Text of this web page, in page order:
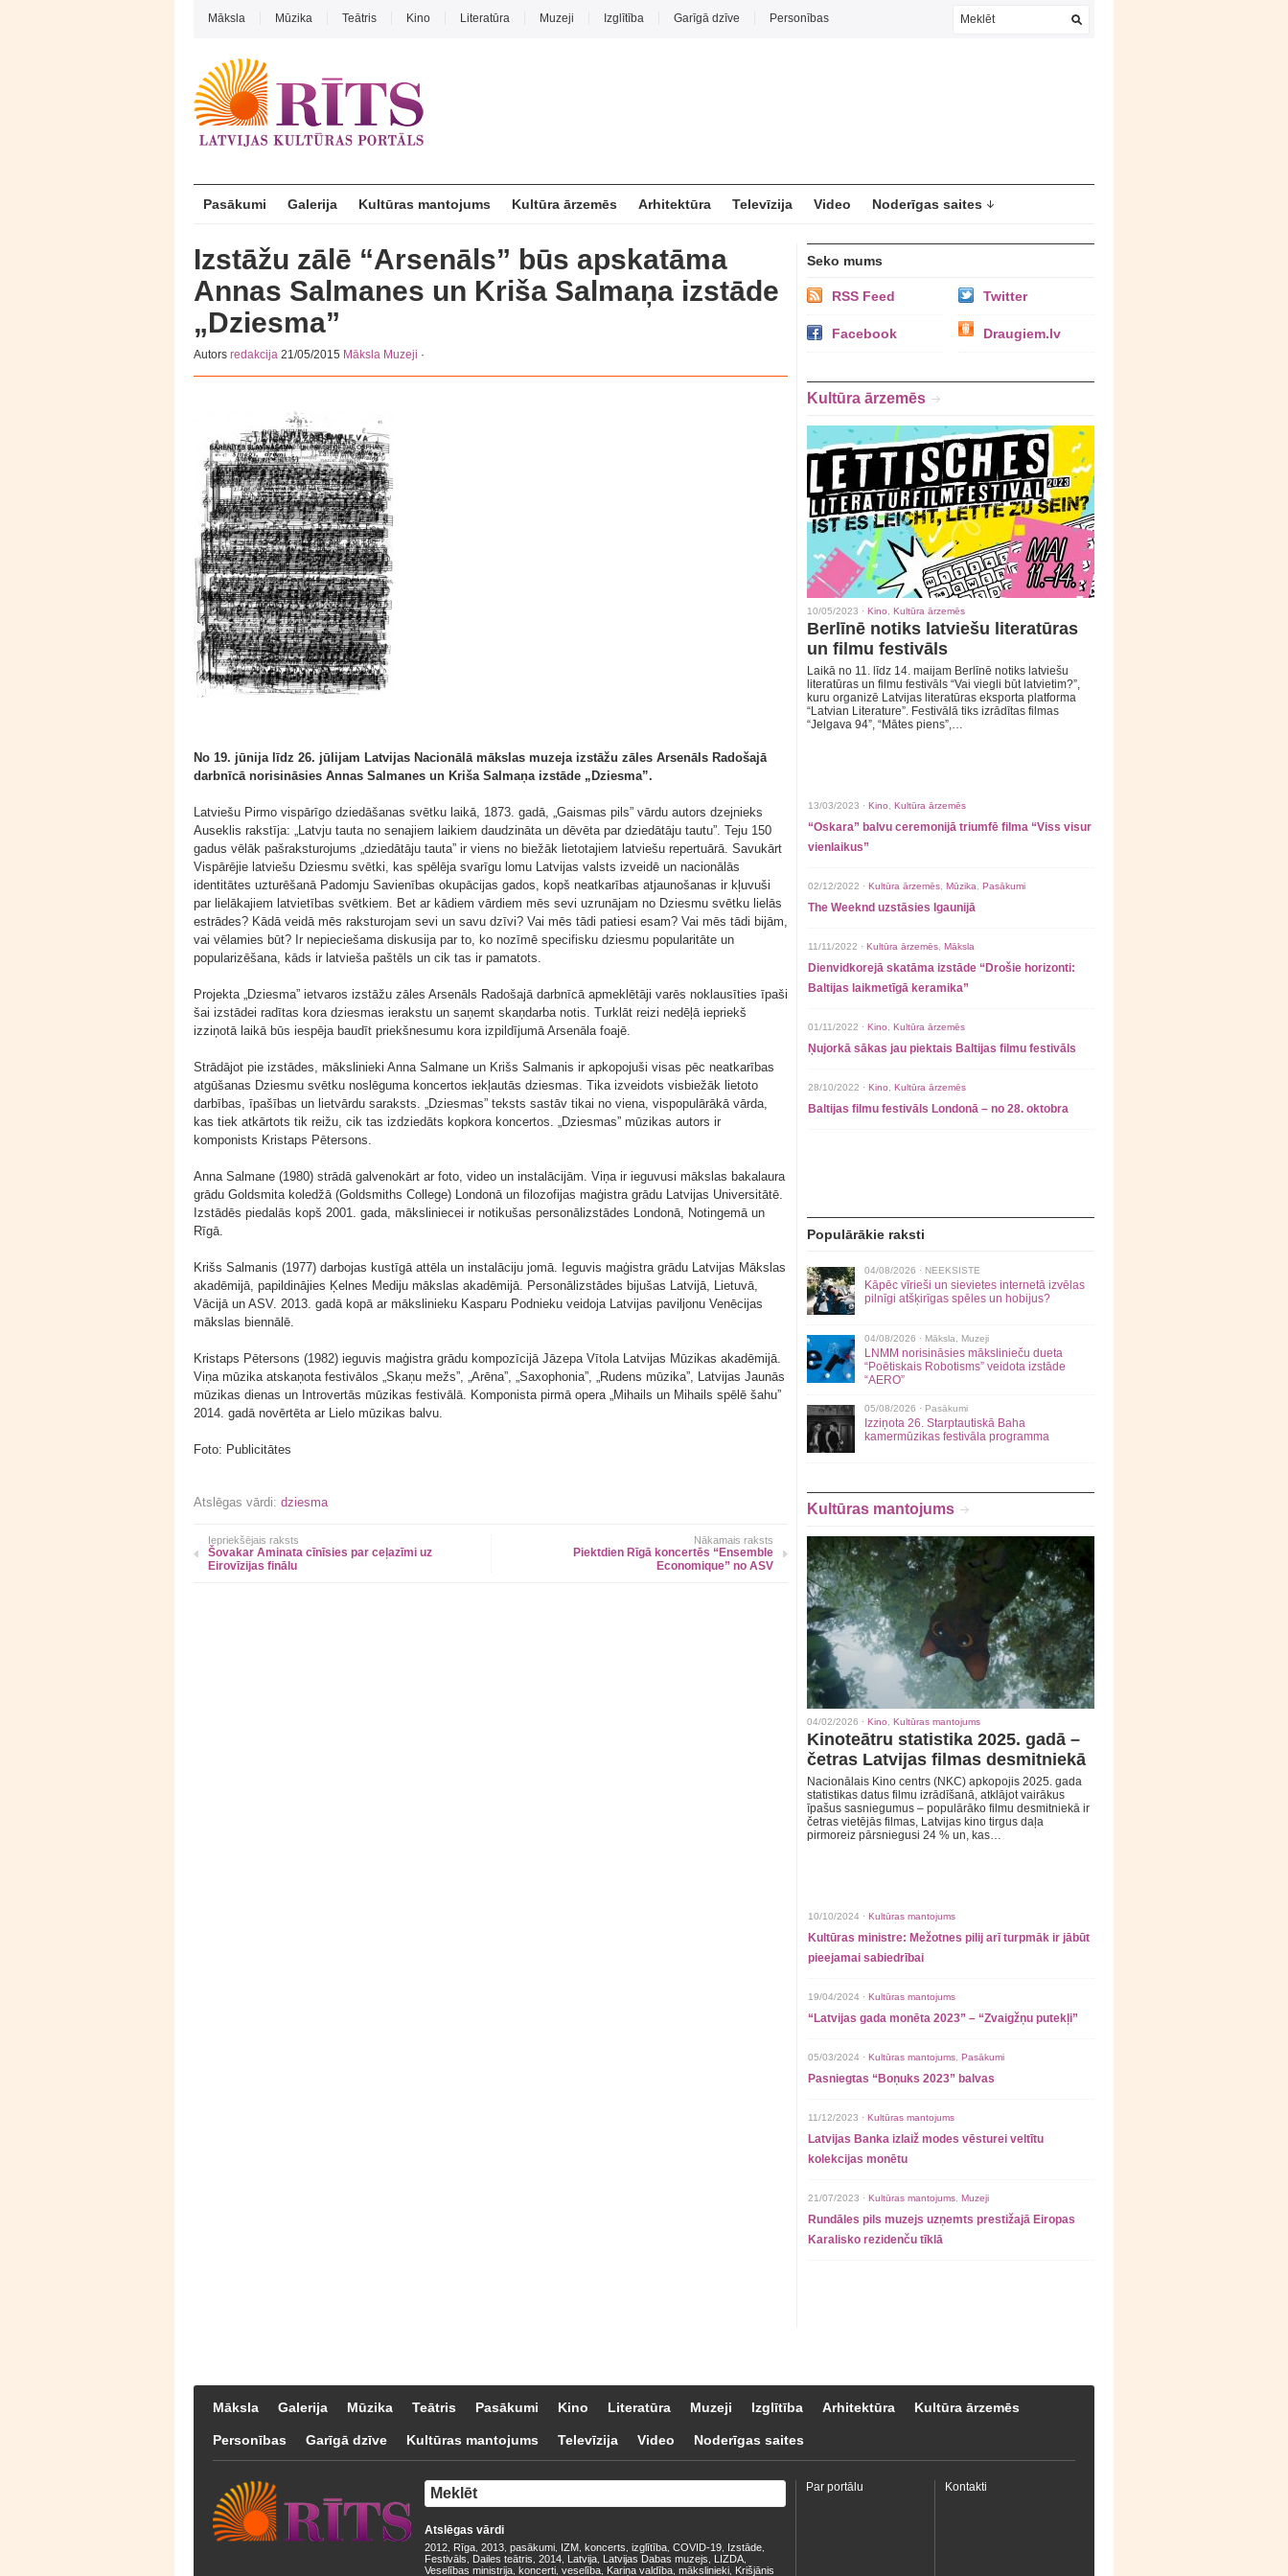
Māksla Mūzika Teātris Kino Literatūra Muzeji Izglītība Garīgā dzīve Personības
Pasākumi Galerija Kultūras mantojums Kultūra ārzemēs Arhitektūra Televīzija Video Noderīgas saites
Izstāžu zālē “Arsenāls” būs apskatāma
Annas Salmanes un Kriša Salmaņa izstāde
„Dziesma”
Autors redakcija 21/05/2015 Māksla Muzeji ·
No 19. jūnija līdz 26. jūlijam Latvijas Nacionālā mākslas muzeja izstāžu zāles Arsenāls Radošajā
darbnīcā norisināsies Annas Salmanes un Kriša Salmaņa izstāde „Dziesma”.
Latviešu Pirmo vispārīgo dziedāšanas svētku laikā, 1873. gadā, „Gaismas pils” vārdu autors dzejnieks
Auseklis rakstīja: „Latvju tauta no senajiem laikiem daudzināta un dēvēta par dziedātāju tautu”. Teju 150
gadus vēlāk pašraksturojums „dziedātāju tauta” ir viens no biežāk lietotajiem latviešu repertuārā. Savukārt
Vispārējie latviešu Dziesmu svētki, kas spēlēja svarīgu lomu Latvijas valsts izveidē un nacionālās
identitātes uzturēšanā Padomju Savienības okupācijas gados, kopš neatkarības atjaunošanas ir kļuvuši
par lielākajiem latvietības svētkiem. Bet ar kādiem vārdiem mēs sevi uzrunājam no Dziesmu svētku lielās
estrādes? Kādā veidā mēs raksturojam sevi un savu dzīvi? Vai mēs tādi patiesi esam? Vai mēs tādi bijām,
vai vēlamies būt? Ir nepieciešama diskusija par to, ko nozīmē specifisku dziesmu popularitāte un
popularizēšana, kāds ir latvieša paštēls un cik tas ir pamatots.
Projekta „Dziesma” ietvaros izstāžu zāles Arsenāls Radošajā darbnīcā apmeklētāji varēs noklausīties īpaši
šai izstādei radītas kora dziesmas ierakstu un saņemt skaņdarba notis. Turklāt reizi nedēļā iepriekš
izziņotā laikā būs iespēja baudīt priekšnesumu kora izpildījumā Arsenāla foajē.
Strādājot pie izstādes, mākslinieki Anna Salmane un Krišs Salmanis ir apkopojuši visas pēc neatkarības
atgūšanas Dziesmu svētku noslēguma koncertos iekļautās dziesmas. Tika izveidots visbiežāk lietoto
darbības, īpašības un lietvārdu saraksts. „Dziesmas” teksts sastāv tikai no viena, vispopulārākā vārda,
kas tiek atkārtots tik reižu, cik tas izdziedāts kopkora koncertos. „Dziesmas” mūzikas autors ir
komponists Kristaps Pētersons.
Anna Salmane (1980) strādā galvenokārt ar foto, video un instalācijām. Viņa ir ieguvusi mākslas bakalaura
grādu Goldsmita koledžā (Goldsmiths College) Londonā un filozofijas maģistra grādu Latvijas Universitātē.
Izstādēs piedalās kopš 2001. gada, māksliniecei ir notikušas personālizstādes Londonā, Notingemā un
Rīgā.
Krišs Salmanis (1977) darbojas kustīgā attēla un instalāciju jomā. Ieguvis maģistra grādu Latvijas Mākslas
akadēmijā, papildinājies Ķelnes Mediju mākslas akadēmijā. Personālizstādes bijušas Latvijā, Lietuvā,
Vācijā un ASV. 2013. gadā kopā ar mākslinieku Kasparu Podnieku veidoja Latvijas paviljonu Venēcijas
mākslas biennālē.
Kristaps Pētersons (1982) ieguvis maģistra grādu kompozīcijā Jāzepa Vītola Latvijas Mūzikas akadēmijā.
Viņa mūzika atskaņota festivālos „Skaņu mežs”, „Arēna”, „Saxophonia”, „Rudens mūzika”, Latvijas Jaunās
mūzikas dienas un Introvertās mūzikas festivālā. Komponista pirmā opera „Mihails un Mihails spēlē šahu”
2014. gadā novērtēta ar Lielo mūzikas balvu.
Foto: Publicitātes
Atslēgas vārdi: dziesma
Iepriekšējais raksts
Šovakar Aminata cīnīsies par ceļazīmi uz
Eirovīzijas finālu
Nākamais raksts
Piektdien Rīgā koncertēs “Ensemble
Economique” no ASV
Seko mums
RSS Feed Twitter
Facebook Draugiem.lv
Kultūra ārzemēs
10/05/2023 · Kino Kultūra ārzemēs
Berlīnē notiks latviešu literatūras
un filmu festivāls
Laikā no 11. līdz 14. maijam Berlīnē notiks latviešu
literatūras un filmu festivāls “Vai viegli būt latvietim?”,
kuru organizē Latvijas literatūras eksporta platforma
“Latvian Literature”. Festivālā tiks izrādītas filmas
“Jelgava 94”, “Mātes piens”,…
13/03/2023 · Kino Kultūra ārzemēs
“Oskara” balvu ceremonijā triumfē filma “Viss visur
vienlaikus”
02/12/2022 · Kultūra ārzemēs Mūzika Pasākumi
The Weeknd uzstāsies Igaunijā
11/11/2022 · Kultūra ārzemēs Māksla
Dienvidkorejā skatāma izstāde “Drošie horizonti:
Baltijas laikmetīgā keramika”
01/11/2022 · Kino Kultūra ārzemēs
Ņujorkā sākas jau piektais Baltijas filmu festivāls
28/10/2022 · Kino Kultūra ārzemēs
Baltijas filmu festivāls Londonā – no 28. oktobra
Populārākie raksti
04/08/2026 · NEEKSISTE
Kāpēc vīrieši un sievietes internetā izvēlas
pilnīgi atšķirīgas spēles un hobijus?
04/08/2026 · Māksla Muzeji
LNMM norisināsies mākslinieču dueta
“Poētiskais Robotisms” veidota izstāde
“AERO”
05/08/2026 · Pasākumi
Izziņota 26. Starptautiskā Baha
kamermūzikas festivāla programma
Kultūras mantojums
04/02/2026 · Kino Kultūras mantojums
Kinoteātru statistika 2025. gadā –
četras Latvijas filmas desmitniekā
Nacionālais Kino centrs (NKC) apkopojis 2025. gada
statistikas datus filmu izrādīšanā, atklājot vairākus
īpašus sasniegumus – populārāko filmu desmitniekā ir
četras vietējās filmas, Latvijas kino tirgus daļa
pirmoreiz pārsniegusi 24 % un, kas…
10/10/2024 · Kultūras mantojums
Kultūras ministre: Mežotnes pilij arī turpmāk ir jābūt
pieejamai sabiedrībai
19/04/2024 · Kultūras mantojums
“Latvijas gada monēta 2023” – “Zvaigžņu putekļi”
05/03/2024 · Kultūras mantojums Pasākumi
Pasniegtas “Boņuks 2023” balvas
11/12/2023 · Kultūras mantojums
Latvijas Banka izlaiž modes vēsturei veltītu
kolekcijas monētu
21/07/2023 · Kultūras mantojums Muzeji
Rundāles pils muzejs uzņemts prestižajā Eiropas
Karalisko rezidenču tīklā
Māksla Galerija Mūzika Teātris Pasākumi Kino Literatūra Muzeji Izglītība Arhitektūra Kultūra ārzemēs
Personības Garīgā dzīve Kultūras mantojums Televīzija Video Noderīgas saites
Atslēgas vārdi
2012 Rīga 2013 pasākumi IZM koncerts izglītība COVID-19 Izstāde
Festivāls Dailes teātris 2014 Latvija Latvijas Dabas muzejs LIZDA
Veselības ministrija koncerti veselība Kariņa valdība mākslinieki Krišjānis
Par portālu Kontakti